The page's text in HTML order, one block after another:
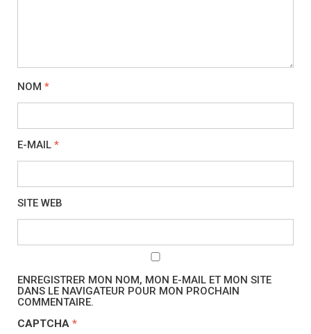
NOM *
E-MAIL *
SITE WEB
ENREGISTRER MON NOM, MON E-MAIL ET MON SITE
DANS LE NAVIGATEUR POUR MON PROCHAIN
COMMENTAIRE.
CAPTCHA *